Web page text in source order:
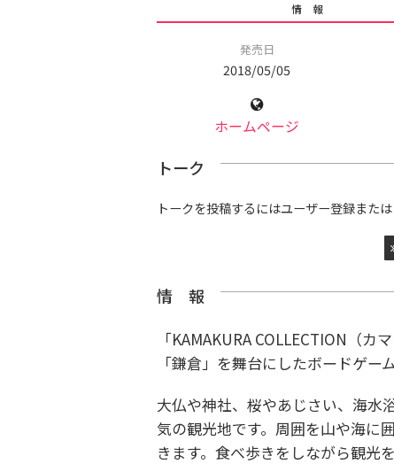
情 報
発売日
2018/05/05
ホームページ
トーク
トークを投稿するにはユーザー登録また
情 報
「KAMAKURA COLLECTION（
「鎌倉」を舞台にしたボードゲーム
大仏や神社、桜やあじさい、海水
気の観光地です。 周囲を山や海に
きます。 食べ歩きをしながら観光